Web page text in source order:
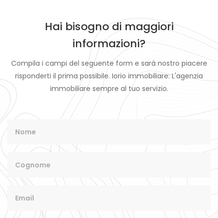
Hai bisogno di maggiori
informazioni?
Compila i campi del seguente form e sarà nostro piacere
risponderti il prima possibile. Iorio immobiliare: L'agenzia
immobiliare sempre al tuo servizio.